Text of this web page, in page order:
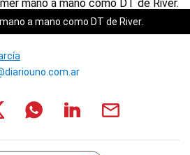
a mano como DT de River.